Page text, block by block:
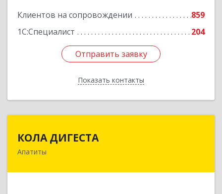
Клиентов на сопровождении
859
1С:Специалист
204
Отправить заявку
Показать контакты
Подробнее
Отправить заявку
Назад
КОЛА ДИГЕСТА
Апатиты